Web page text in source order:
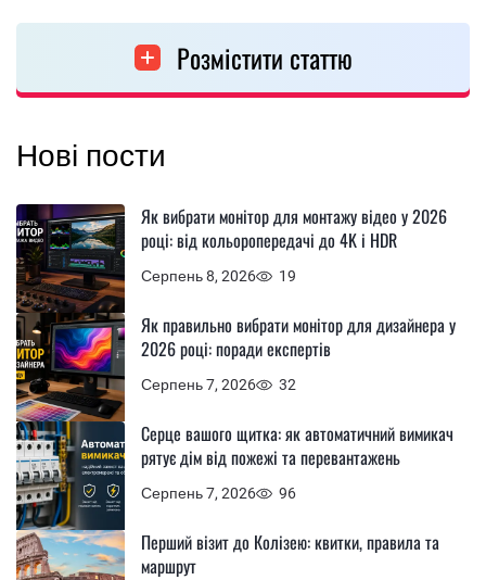
Розмістити статтю
Нові пости
Серпень 8, 2026 19
Як вибрати монітор для монтажу відео у 2026
році: від кольоропередачі до 4K і HDR
Серпень 7, 2026 32
Як правильно вибрати монітор для дизайнера у
2026 році: поради експертів
Серпень 7, 2026 96
Серце вашого щитка: як автоматичний вимикач
рятує дім від пожежі та перевантажень
Перший візит до Колізею: квитки, правила та
маршрут